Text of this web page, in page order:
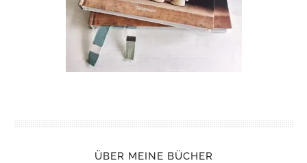
ÜBER MEINE BÜCHER